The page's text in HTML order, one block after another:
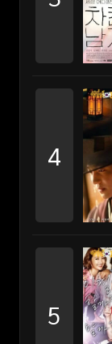
4
5